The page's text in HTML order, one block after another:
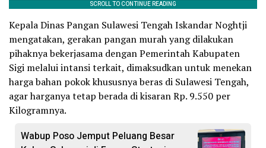
Kepala Dinas Pangan Sulawesi Tengah Iskandar Noghtji
mengatakan, gerakan pangan murah yang dilakukan
pihaknya bekerjasama dengan Pemerintah Kabupaten
Sigi melalui intansi terkait, dimaksudkan untuk menekan
harga bahan pokok khususnya beras di Sulawesi Tengah,
agar harganya tetap berada di kisaran Rp. 9.550 per
Kilogramnya.
Wabup Poso Jemput Peluang Besar